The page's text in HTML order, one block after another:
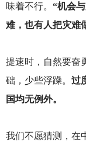
味着不行。 “机会
难，也有人把灾难
提速时，自然要奋
础，少些浮躁。 过
国均无例外。
我们不愿猜测，在